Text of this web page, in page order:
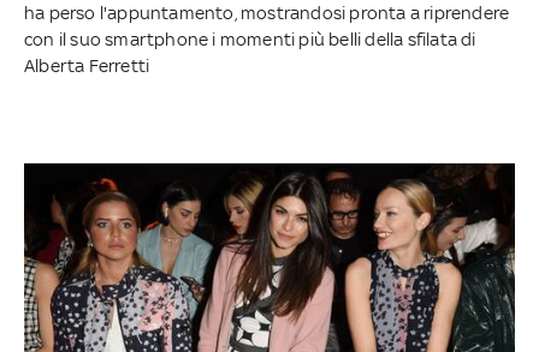
ha perso l'appuntamento, mostrandosi pronta a riprendere
con il suo smartphone i momenti più belli della sfilata di
Alberta Ferretti